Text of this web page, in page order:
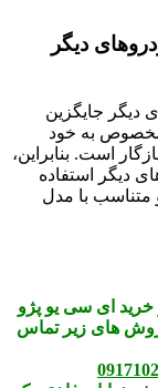
دیگر
دیگر جایگزین
به خود
است. بنابراین،
دیگر استفاده
متناسب با مدل
ای سی یو پژو
روش های زیر تماس